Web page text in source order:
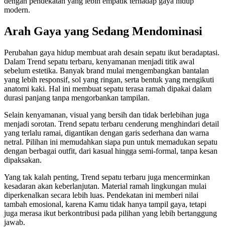
modern.
Arah Gaya yang Sedang Mendominasi
Perubahan gaya hidup membuat arah desain sepatu ikut beradaptasi.
Dalam Trend sepatu terbaru, kenyamanan menjadi titik awal
sebelum estetika. Banyak brand mulai mengembangkan bantalan
yang lebih responsif, sol yang ringan, serta bentuk yang mengikuti
anatomi kaki. Hal ini membuat sepatu terasa ramah dipakai dalam
durasi panjang tanpa mengorbankan tampilan.
Selain kenyamanan, visual yang bersih dan tidak berlebihan juga
menjadi sorotan. Trend sepatu terbaru cenderung menghindari detail
yang terlalu ramai, digantikan dengan garis sederhana dan warna
netral. Pilihan ini memudahkan siapa pun untuk memadukan sepatu
dengan berbagai outfit, dari kasual hingga semi-formal, tanpa kesan
dipaksakan.
Yang tak kalah penting, Trend sepatu terbaru juga mencerminkan
kesadaran akan keberlanjutan. Material ramah lingkungan mulai
diperkenalkan secara lebih luas. Pendekatan ini memberi nilai
tambah emosional, karena Kamu tidak hanya tampil gaya, tetapi
juga merasa ikut berkontribusi pada pilihan yang lebih bertanggung
jawab.